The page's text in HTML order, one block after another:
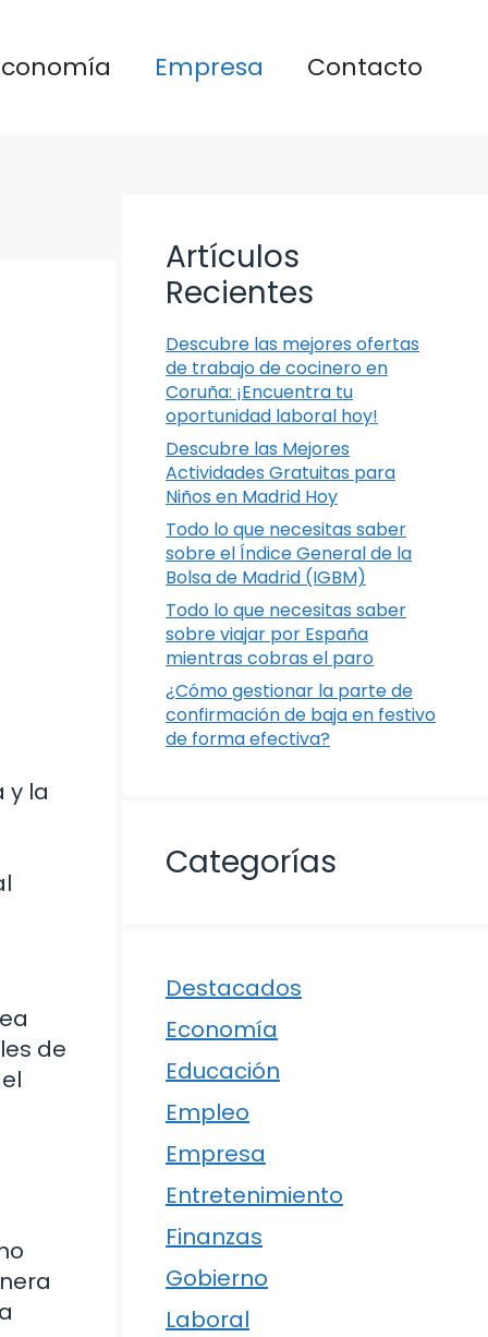
Empresa Contacto
y la
de
Artículos
Recientes
Descubre las mejores ofertas
de trabajo de cocinero en
Coruña: ¡Encuentra tu
oportunidad laboral hoy!
Descubre las Mejores
Actividades Gratuitas para
Niños en Madrid Hoy
Todo lo que necesitas saber
sobre el Índice General de la
Bolsa de Madrid (IGBM)
Todo lo que necesitas saber
sobre viajar por España
mientras cobras el paro
¿Cómo gestionar la parte de
confirmación de baja en festivo
de forma efectiva?
Categorías
Destacados
Economía
Educación
Empleo
Empresa
Entretenimiento
Finanzas
Gobierno
Laboral